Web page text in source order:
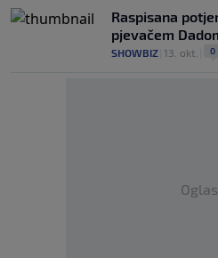
Raspisana
pjevačem
SHOWBIZ 13. okt. 0
Oglas